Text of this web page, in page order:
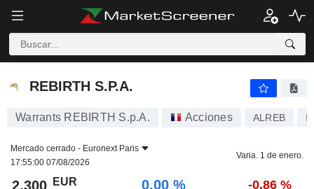
REBIRTH S.P.A.
REBIRTH S.P.A.
Warrants REBIRTH S.p.A. Acciones ALREB
Mercado cerrado - Euronext Paris
17:55:00 07/08/2026
Varia. 1 de enero.
2,300 EUR 0,00 % -0,86 %